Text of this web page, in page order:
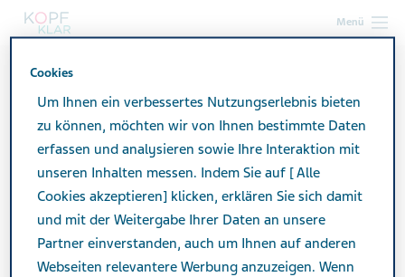
Menü
kopf-klar.at
Wandern
Wandern – gesunde
Bewegung an der frischen
Luft
Cookies
Um Ihnen ein verbessertes Nutzungserlebnis bieten
zu können, möchten wir von Ihnen bestimmte Daten
erfassen und analysieren sowie Ihre Interaktion mit
unseren Inhalten messen. Indem Sie auf [ Alle
Cookies akzeptieren] klicken, erklären Sie sich damit
und mit der Weitergabe Ihrer Daten an unsere
Partner einverstanden, auch um Ihnen auf anderen
Webseiten relevantere Werbung anzuzeigen. Wenn